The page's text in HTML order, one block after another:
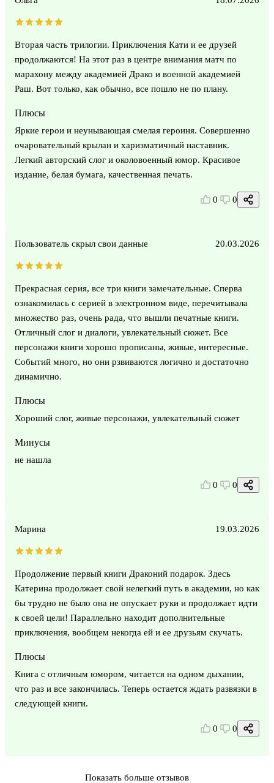
Вторая часть трилогии. Приключения Кати и ее друзей
продолжаются! На этот раз в центре внимания матч по
марахону между академией Драко и военной академией
Раш. Вот только, как обычно, все пошло не по плану.
Плюсы
Яркие герои и неунывающая смелая героиня. Совершенно
очаровательный крылан и харизматичный наставник.
Легкий авторский слог и околовоенный юмор. Красивое
издание, белая бумага, качественная печать.
0 0
Пользователь скрыл свои данные 20.03.2026
Прекрасная серия, все три книги замечательные. Сперва
ознакомилась с серией в электронном виде, перечитывала
множество раз, очень рада, что вышли печатные книги.
Отличный слог и диалоги, увлекательный сюжет. Все
персонажи книги хорошо прописаны, живые, интересные.
Событий много, но они рзвиваются логично и достаточно
динамично.
Плюсы
Хороший слог, живые персонажи, увлекательный сюжет
Минусы
не нашла
0 0
Марина 19.03.2026
Продолжение первый книги Драконий подарок. Здесь
Катерина продолжает свой нелегкий путь в академии, но как
бы трудно не было она не опускает руки и продолжает идти
к своей цели! Параллельно находит дополнительные
приключения, вообщем некогда ей и ее друзьям скучать.
Плюсы
Книга с отличным юмором, читается на одном дыхании,
что раз и все закончилась. Теперь остается ждать развязки в
следующей книги.
0 0
Показать больше отзывов